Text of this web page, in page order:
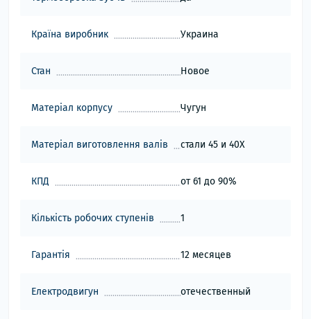
Країна виробник Украина
Стан Новое
Матеріал корпусу Чугун
Матеріал виготовлення валів стали 45 и 40Х
КПД от 61 до 90%
Кількість робочих ступенів 1
Гарантія 12 месяцев
Електродвигун отечественный